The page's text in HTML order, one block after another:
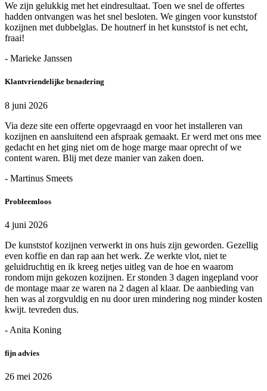
We zijn gelukkig met het eindresultaat. Toen we snel de offertes
hadden ontvangen was het snel besloten. We gingen voor kunststof
kozijnen met dubbelglas. De houtnerf in het kunststof is net echt,
fraai!
- Marieke Janssen
Klantvriendelijke benadering
8 juni 2026
Via deze site een offerte opgevraagd en voor het installeren van
kozijnen en aansluitend een afspraak gemaakt. Er werd met ons mee
gedacht en het ging niet om de hoge marge maar oprecht of we
content waren. Blij met deze manier van zaken doen.
- Martinus Smeets
Probleemloos
4 juni 2026
De kunststof kozijnen verwerkt in ons huis zijn geworden. Gezellig
even koffie en dan rap aan het werk. Ze werkte vlot, niet te
geluidruchtig en ik kreeg netjes uitleg van de hoe en waarom
rondom mijn gekozen kozijnen. Er stonden 3 dagen ingepland voor
de montage maar ze waren na 2 dagen al klaar. De aanbieding van
hen was al zorgvuldig en nu door uren mindering nog minder kosten
kwijt. tevreden dus.
- Anita Koning
fijn advies
26 mei 2026